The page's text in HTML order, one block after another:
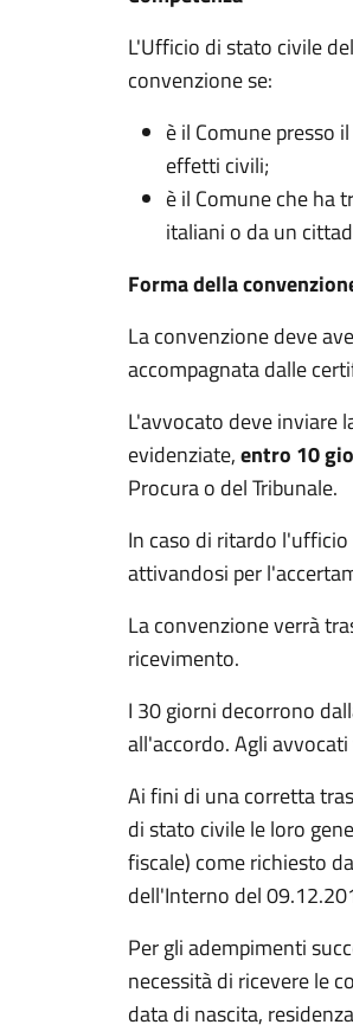
L'Ufficio di stato civile
convenzione se:
è il Comune presso
effetti civili;
è il Comune che ha
italiani o da un
Forma della
La convenzione deve
accompagnata dalle
L'avvocato deve inviare
evidenziate,entro 10
Procura o del Tribunale.
In caso di ritardo
attivandosi per
La convenzione verrà
ricevimento.
I 30 giorni decorrono
all'accordo. Agli
Ai fini di una corretta
di stato civile le loro
fiscale) come richiesto
dell'Interno del
Per gli adempimenti
necessità di ricevere le
data di nascita,